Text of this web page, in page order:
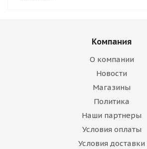
Компания
О компании
Новости
Магазины
Политика
Наши партнеры
Условия оплаты
Условия доставки